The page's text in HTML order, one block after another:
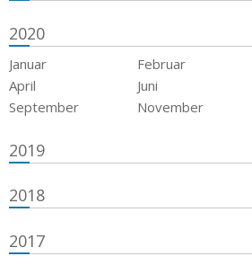
2020
Januar Februar
April
Juni
September
November
2019
2018
2017